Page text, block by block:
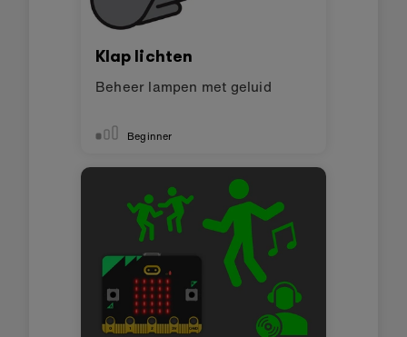
Klap lichten
Beheer lampen met geluid
Beginner